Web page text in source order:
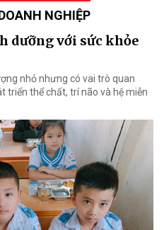
NGHIỆP
dưỡng với sức khỏe
nhỏ nhưng có vai trò quan
triển thể chất, trí não và hệ miễn